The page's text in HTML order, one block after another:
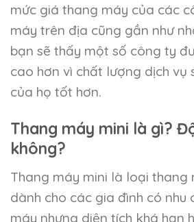
mức giá thang máy của các
máy trên địa cũng gần như
bạn sẽ thấy một số công ty
cao hơn vì chất lượng dịch vụ
của họ tốt hơn.
Thang máy mini là gì?
không?
Thang máy mini là loại thang
dành cho các gia đình có nhu
máy nhưng diện tích khá hạn